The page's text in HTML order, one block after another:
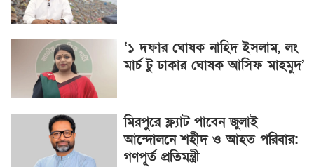
‘১ দফার ঘোষক নাহিদ ইসলাম, লং
মার্চ টু ঢাকার ঘোষক আসিফ মাহমুদ’
মিরপুরে ফ্ল্যাট পাবেন জুলাই
আন্দোলনে শহীদ ও আহত পরিবার:
গণপূর্ত প্রতিমন্ত্রী